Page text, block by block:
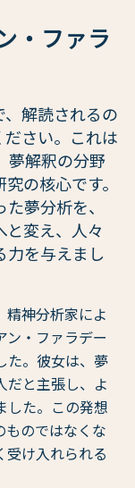
・ファラ
解読されるの
さい。これは
夢解釈の分野
の核心です。
夢分析を、
と変え、人々
力を与えまし
精神分析家によ
ン・ファラデー
た。彼女は、夢
だと主張し、よ
した。この発想
ものではなくな
受け入れられる